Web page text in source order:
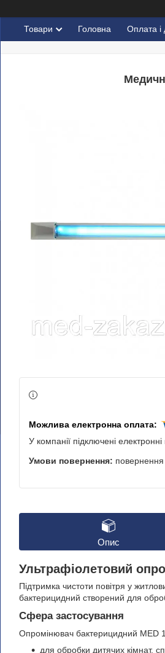
Товари Головна Оплата і
У компанії підключені
повернення
Опис
Ультрафіолетовий
Підтримка чистоти повітря у
бактерицидний створений для
Сфера застосування
Опромінювач бактерицидний MED
для обробки дитячих кімнат,